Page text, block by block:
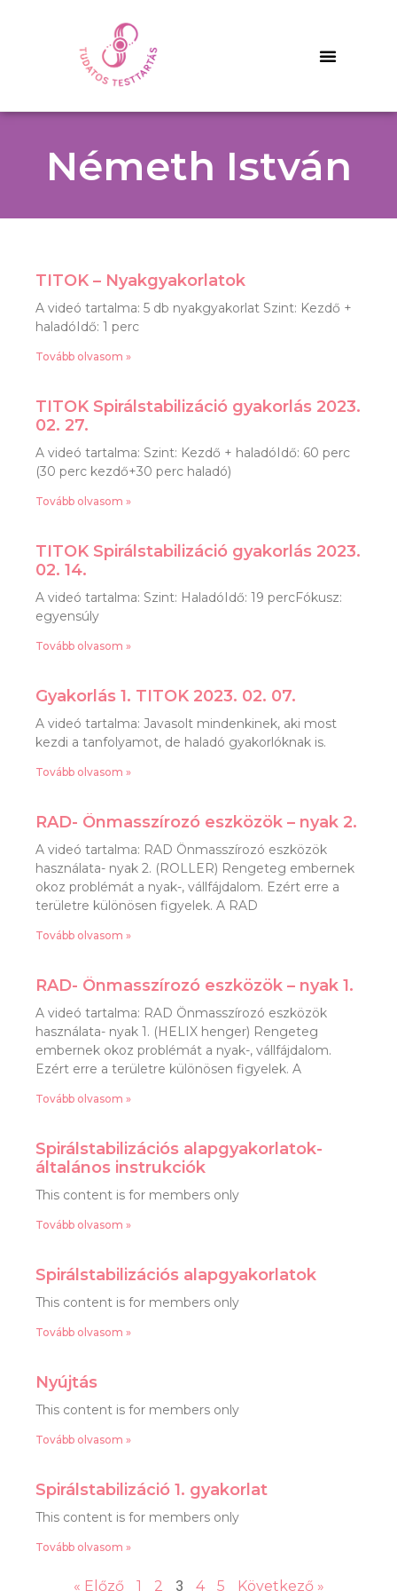
Németh István
TITOK – Nyakgyakorlatok
A videó tartalma: 5 db nyakgyakorlat Szint: Kezdő +
haladóIdő: 1 perc
Tovább olvasom »
TITOK Spirálstabilizáció gyakorlás 2023.
02. 27.
A videó tartalma: Szint: Kezdő + haladóIdő: 60 perc
(30 perc kezdő+30 perc haladó)
Tovább olvasom »
TITOK Spirálstabilizáció gyakorlás 2023.
02. 14.
A videó tartalma: Szint: HaladóIdő: 19 percFókusz:
egyensúly
Tovább olvasom »
Gyakorlás 1. TITOK 2023. 02. 07.
A videó tartalma: Javasolt mindenkinek, aki most
kezdi a tanfolyamot, de haladó gyakorlóknak is.
Tovább olvasom »
RAD- Önmasszírozó eszközök – nyak 2.
A videó tartalma: RAD Önmasszírozó eszközök
használata- nyak 2. (ROLLER) Rengeteg embernek
okoz problémát a nyak-, vállfájdalom. Ezért erre a
területre különösen figyelek. A RAD
Tovább olvasom »
RAD- Önmasszírozó eszközök – nyak 1.
A videó tartalma: RAD Önmasszírozó eszközök
használata- nyak 1. (HELIX henger) Rengeteg
embernek okoz problémát a nyak-, vállfájdalom.
Ezért erre a területre különösen figyelek. A
Tovább olvasom »
Spirálstabilizációs alapgyakorlatok-
általános instrukciók
This content is for members only
Tovább olvasom »
Spirálstabilizációs alapgyakorlatok
This content is for members only
Tovább olvasom »
Nyújtás
This content is for members only
Tovább olvasom »
Spirálstabilizáció 1. gyakorlat
This content is for members only
Tovább olvasom »
« Előző 1 2 3 4 5 Következő »